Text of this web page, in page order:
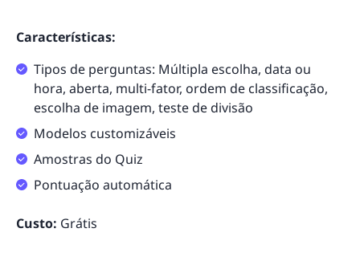
Características:
Tipos de perguntas: Múltipla escolha, data ou
hora, aberta, multi-fator, ordem de classificação,
escolha de imagem, teste de divisão
Modelos customizáveis
Amostras do Quiz
Pontuação automática
Custo: Grátis